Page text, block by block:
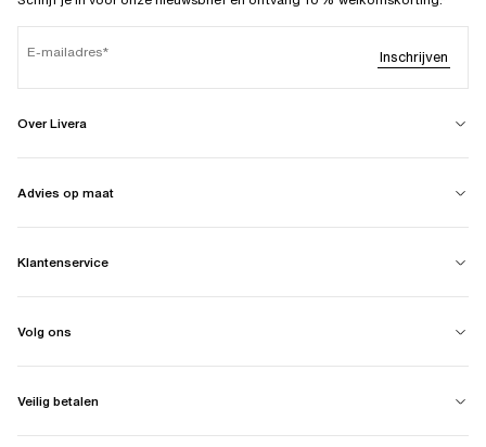
E-mailadres Inschrijven
Over Livera
Advies op maat
Klantenservice
Volg ons
Veilig betalen